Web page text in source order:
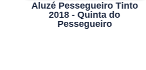
Aluzé Pessegueiro Tinto
2018 - Quinta do
Pessegueiro